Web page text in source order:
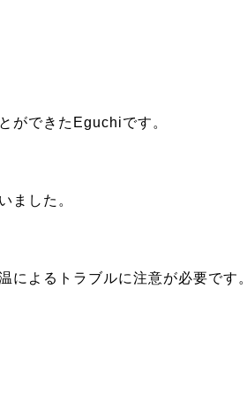
ができたEguchiです。
ました。
によるトラブルに注意が必要です。